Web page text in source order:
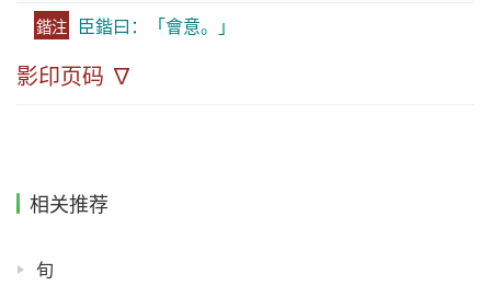
鍇注 臣鍇曰：「會意。」
影印页码 ∇
相关推荐
旬